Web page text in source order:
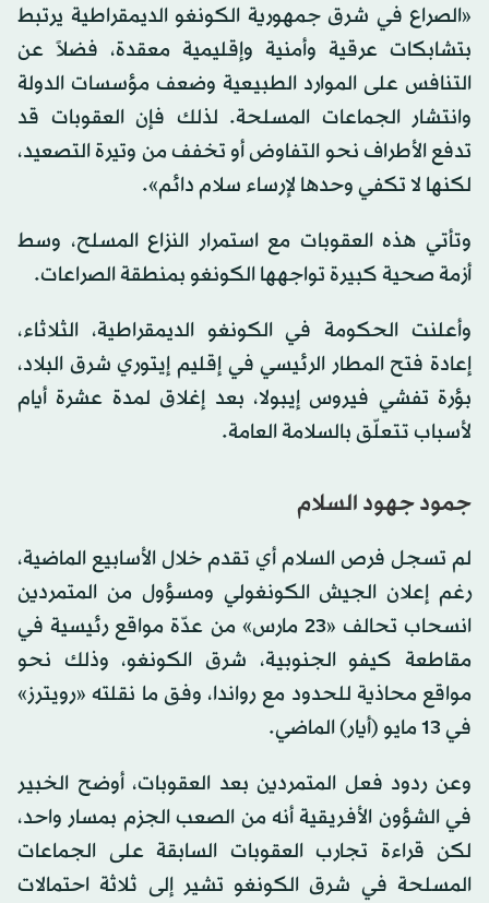
«الصراع في شرق جمهورية الكونغو الديمقراطية يرتبط
بتشابكات عرقية وأمنية وإقليمية معقدة، فضلاً عن
التنافس على الموارد الطبيعية وضعف مؤسسات الدولة
وانتشار الجماعات المسلحة. لذلك فإن العقوبات قد
تدفع الأطراف نحو التفاوض أو تخفف من وتيرة التصعيد،
لكنها لا تكفي وحدها لإرساء سلام دائم».
وتأتي هذه العقوبات مع استمرار النزاع المسلح، وسط
أزمة صحية كبيرة تواجهها الكونغو بمنطقة الصراعات.
وأعلنت الحكومة في الكونغو الديمقراطية، الثلاثاء،
إعادة فتح المطار الرئيسي في إقليم إيتوري شرق البلاد،
بؤرة تفشي فيروس إيبولا، بعد إغلاق لمدة عشرة أيام
لأسباب تتعلّق بالسلامة العامة.
جمود جهود السلام
لم تسجل فرص السلام أي تقدم خلال الأسابيع الماضية،
رغم إعلان الجيش الكونغولي ومسؤول من المتمردين
انسحاب تحالف «23 مارس» من عدّة مواقع رئيسية في
مقاطعة كيفو الجنوبية، شرق الكونغو، وذلك نحو
مواقع محاذية للحدود مع رواندا، وفق ما نقلته «رويترز»
في 13 مايو (أيار) الماضي.
وعن ردود فعل المتمردين بعد العقوبات، أوضح الخبير
في الشؤون الأفريقية أنه من الصعب الجزم بمسار واحد،
لكن قراءة تجارب العقوبات السابقة على الجماعات
المسلحة في شرق الكونغو تشير إلى ثلاثة احتمالات